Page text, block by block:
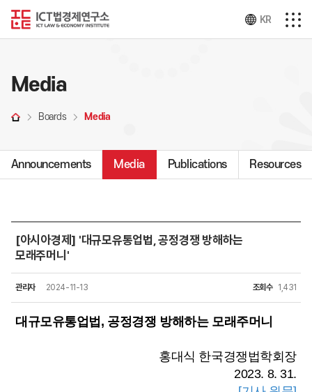
KR
Media
Boards Media
Announcements Media Publications Resources
[아시아경제] '대규모유통업법, 공정경쟁 방해하는
모래주머니'
관리자 2024-11-13 조회수 1,431
대규모유통업법, 공정경쟁 방해하는 모래주머니
홍대식 한국경쟁법학회장
2023. 8. 31.